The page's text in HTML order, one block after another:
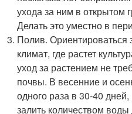
ухода за ним в открытом
Делать это уместно в
Полив. Ориентироваться
климат, где растет
уход за растением не
почвы. В весенние и
одного раза в 30-40
залить количеством